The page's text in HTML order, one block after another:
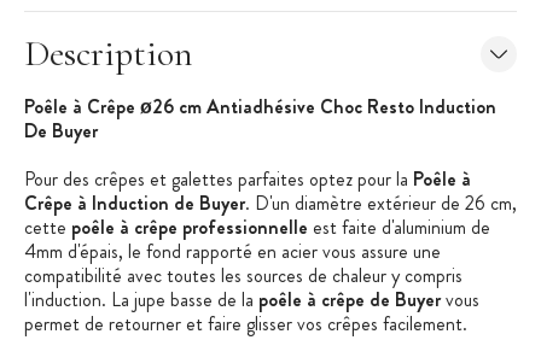
Description
Poêle à Crêpe ø26 cm Antiadhésive Choc Resto Induction
De Buyer
Pour des crêpes et galettes parfaites optez pour la Poêle à
Crêpe à Induction de Buyer. D'un diamètre extérieur de 26 cm,
cette poêle à crêpe professionnelle est faite d'aluminium de
4mm d'épais, le fond rapporté en acier vous assure une
compatibilité avec toutes les sources de chaleur y compris
l'induction. La jupe basse de la poêle à crêpe de Buyervous
permet de retourner et faire glisser vos crêpes facilement.